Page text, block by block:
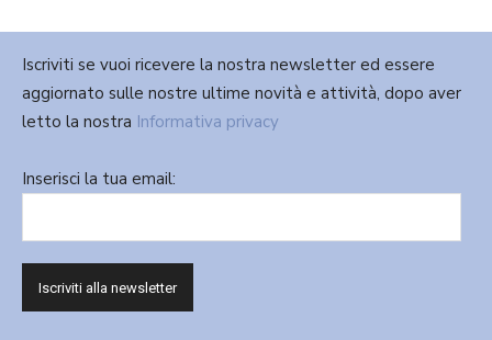
Iscriviti se vuoi ricevere la nostra newsletter ed essere
aggiornato sulle nostre ultime novità e attività, dopo aver
letto la nostra Informativa privacy
Inserisci la tua email: